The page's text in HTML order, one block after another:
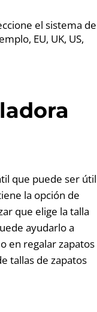
el sistema de
EU, UK, US,
que puede ser útil
la opción de
que elige la talla
ayudarlo a
en regalar zapatos
tallas de zapatos